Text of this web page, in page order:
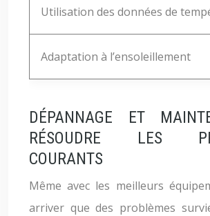
Utilisation des données de
Adaptation à l’ensoleillement
DÉPANNAGE ET
RÉSOUDRE LES
COURANTS
Même avec les meilleurs
arriver que des problèmes